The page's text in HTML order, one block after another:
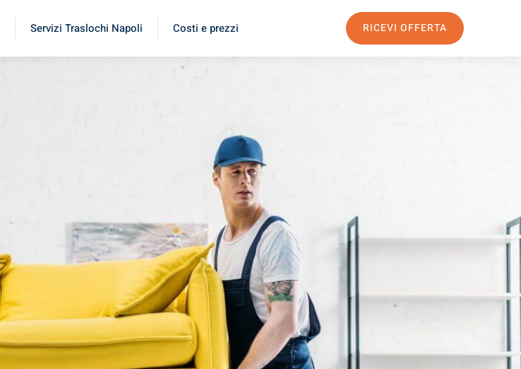
Servizi Traslochi Napoli Costi e prezzi RICEVI OFFERTA